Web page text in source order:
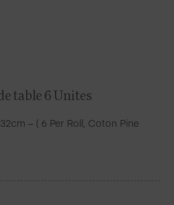
table 6 Unites
– ( 6 Per Roll, Coton Pine